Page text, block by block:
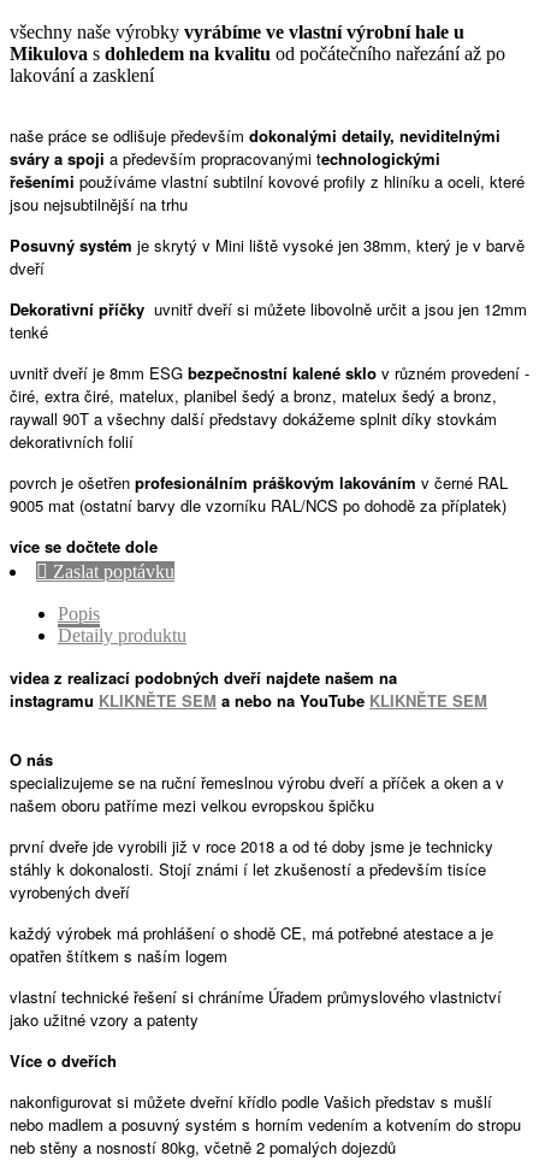
všechny naše výrobky vyrábíme ve vlastní výrobní hale u
Mikulova s ​​​​ dohledem na kvalitu od počátečního nařezání až po
lakování a zasklení
naše práce se odlišuje především dokonalými detaily, neviditelnými
sváry a spoji a především propracovanými technologickými
řešeními používáme vlastní subtilní kovové profily z hliníku a oceli, které
jsou nejsubtilnější na trhu
Posuvný systém je skrytý v Mini liště vysoké jen 38mm, který je v barvě
dveří
Dekorativní příčky uvnitř dveří si můžete libovolně určit a jsou jen 12mm
tenké
uvnitř dveří je 8mm ESG bezpečnostní kalené sklo v různém provedení -
čiré, extra čiré, matelux, planibel šedý a bronz, matelux šedý a bronz,
raywall 90T a všechny další představy dokážeme splnit díky stovkám
dekorativních folií
povrch je ošetřen profesionálním práškovým lakováním v černé RAL
9005 mat (ostatní barvy dle vzorníku RAL/NCS po dohodě za příplatek)
více se dočtete dole
 Zaslat poptávku
Popis
Detaily produktu
videa z realizací podobných dveří najdete našem na
instagramu KLIKNĚTE SEM a nebo na YouTube KLIKNĚTE SEM
O nás
specializujeme se na ruční řemeslnou výrobu dveří a příček a oken a v
našem oboru patříme mezi velkou evropskou špičku
první dveře jde vyrobili již v roce 2018 a od té doby jsme je technicky
stáhly k dokonalosti. Stojí známi í let zkušeností a především tisíce
vyrobených dveří
každý výrobek má prohlášení o shodě CE, má potřebné atestace a je
opatřen štítkem s naším logem
vlastní technické řešení si chráníme Úřadem průmyslového vlastnictví
jako užitné vzory a patenty
Více o dveřích
nakonfigurovat si můžete dveřní křídlo podle Vašich představ s mušlí
nebo madlem a posuvný systém s horním vedením a kotvením do stropu
neb stěny a nosností 80kg, včetně 2 pomalých dojezdů